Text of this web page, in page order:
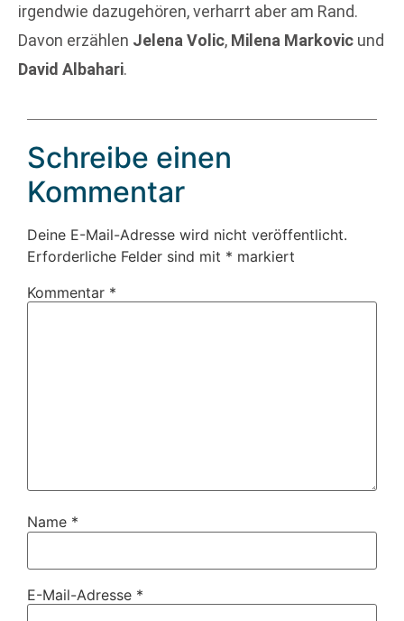
irgendwie dazugehören, verharrt aber am Rand.
Davon erzählen Jelena Volic, Milena Markovic und
David Albahari.
Schreibe einen
Kommentar
Deine E-Mail-Adresse wird nicht veröffentlicht.
Erforderliche Felder sind mit * markiert
Kommentar *
Name *
E-Mail-Adresse *